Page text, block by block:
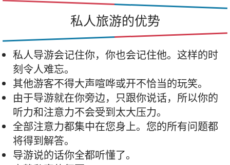
私人旅游的优势
私人导游会记住你，你也会记住他。这样的时
刻令人难忘。
其他游客不得大声喧哗或开不恰当的玩笑。
由于导游就在你旁边，只跟你说话，所以你的
听力和注意力不会受到太大压力。
全部注意力都集中在您身上。您的所有问题都
将得到解答。
导游说的话你全都听懂了。